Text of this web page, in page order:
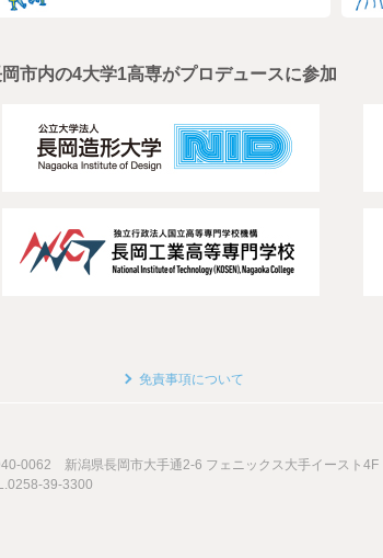
市内の4大学1高専がプロデュースに参加
免責事項について
0062 新潟県長岡市大手通2-6 フェニックス大手イースト4F
39-3300